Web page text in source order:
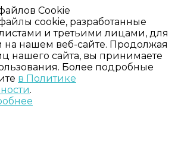
Cookie
cookie, разработанные
и третьими лицами, для
на нашем веб-сайте. Продолжая
нашего сайта, вы принимаете
Более подробные
в Политике
.